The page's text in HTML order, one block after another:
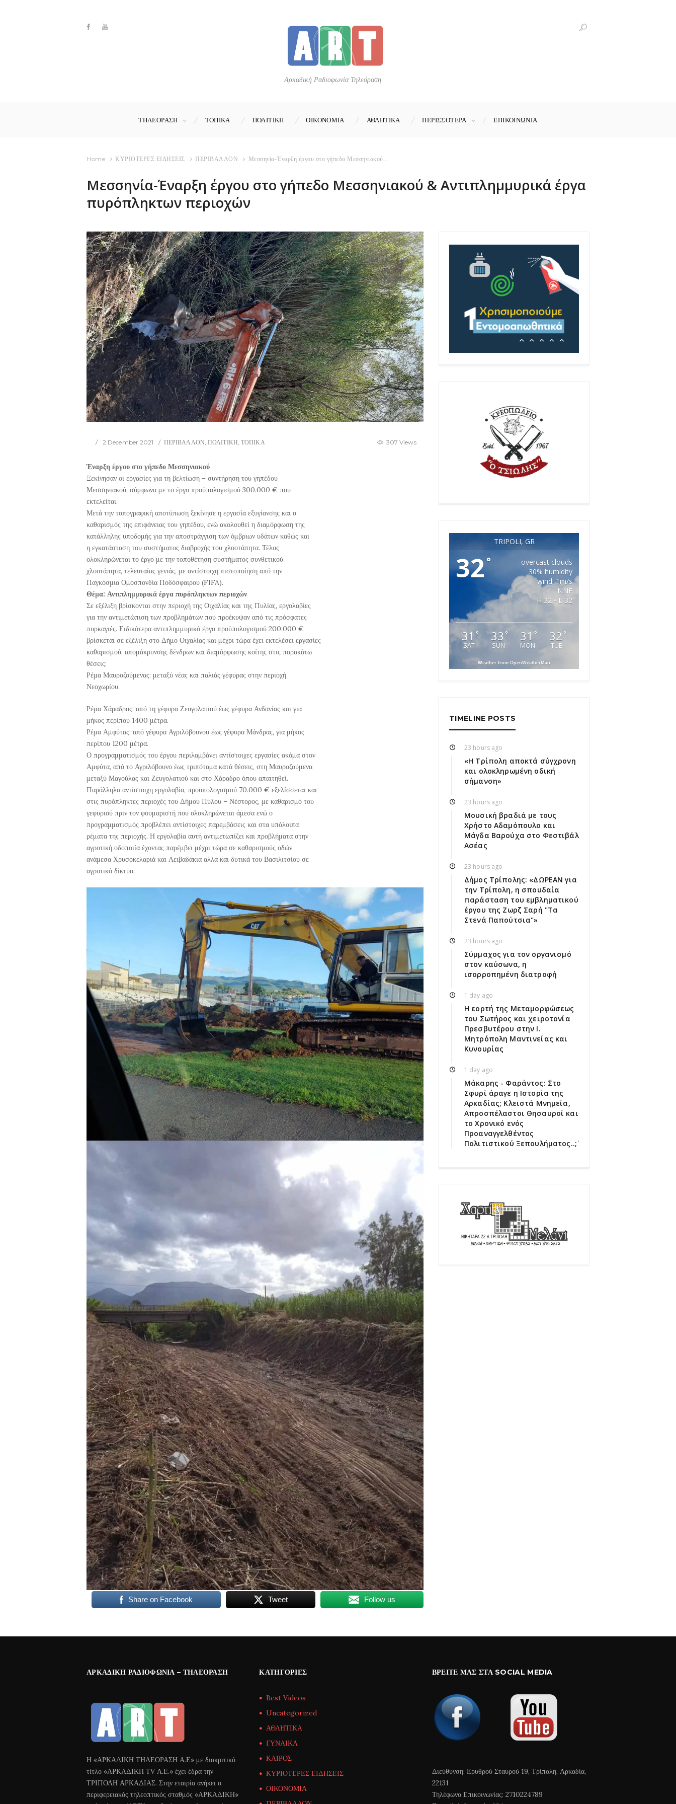
Αρκαδική Ραδιοφωνία Τηλεόραση
ΤΗΛΕΟΡΑΣΗ ΤΟΠΙΚΑ ΠΟΛΙΤΙΚΗ ΟΙΚΟΝΟΜΙΑ ΑΘΛΗΤΙΚΑ ΠΕΡΙΣΣΟΤΕΡΑ ΕΠΙΚΟΙΝΩΝΊΑ
Home ΚΥΡΙΟΤΕΡΕΣ ΕΙΔΗΣΕΙΣ ΠΕΡΙΒΑΛΛΟΝ Μεσσηνία-Έναρξη έργου στο γήπεδο Μεσσηνιακού...
Μεσσηνία-Έναρξη έργου στο γήπεδο Μεσσηνιακού & Αντιπλημμυρικά έργα
πυρόπληκτων περιοχών
2 December 2021 ΠΕΡΙΒΑΛΛΟΝ,ΠΟΛΙΤΙΚΗ,ΤΟΠΙΚΑ 307 Views
Έναρξη έργου στο γήπεδο Μεσσηνιακού
Ξεκίνησαν οι εργασίες για τη βελτίωση – συντήρηση του γηπέδου
Μεσσηνιακού, σύμφωνα με το έργο προϋπολογισμού 300.000 € που
εκτελείται.
Μετά την τοπογραφική αποτύπωση ξεκίνησε η εργασία εξυγίανσης και ο
καθαρισμός της επιφάνειας του γηπέδου, ενώ ακολουθεί η διαμόρφωση της
κατάλληλης υποδομής για την αποστράγγιση των όμβριων υδάτων καθώς και
η εγκατάσταση του συστήματος διαβροχής του χλοοτάπητα. Τέλος
ολοκληρώνεται το έργο με την τοποθέτηση συστήματος συνθετικού
χλοοτάπητα, τελευταίας γενιάς, με αντίστοιχη πιστοποίηση από την
Παγκόσμια Ομοσπονδία Ποδόσφαιρου (FIFA).
Θέμα: Αντιπλημμυρικά έργα πυρόπληκτων περιοχών
Σε εξέλιξη βρίσκονται στην περιοχή της Οιχαλίας και της Πυλίας, εργολαβίες
για την αντιμετώπιση των προβλημάτων που προέκυψαν από τις πρόσφατες
πυρκαγιές. Ειδικότερα αντιπλημμυρικό έργο προϋπολογισμού 200.000 €
βρίσκεται σε εξέλιξη στο Δήμο Οιχαλίας και μέχρι τώρα έχει εκτελέσει εργασίες
καθαρισμού, απομάκρυνσης δένδρων και διαμόρφωσης κοίτης στις παρακάτω
θέσεις:
Ρέμα Μαυροζούμενας: μεταξύ νέας και παλιάς γέφυρας στην περιοχή
Νεοχωρίου.
Ρέμα Χάραδρος: από τη γέφυρα Ζευγολατιού έως γέφυρα Ανδανίας και για
μήκος περίπου 1400 μέτρα.
Ρέμα Αμφύτας: από γέφυρα Αγριλόβουνου έως γέφυρα Μάνδρας, για μήκος
περίπου 1200 μέτρα.
Ο προγραμματισμός του έργου περιλαμβάνει αντίστοιχες εργασίες ακόμα στον
Αμφύτα, από το Αγριλόβουνο έως τριπόταμα κατά θέσεις, στη Μαυροζούμενα
μεταξύ Μαγούλας και Ζευγολατιού και στο Χάραδρο όπου απαιτηθεί.
Παράλληλα αντίστοιχη εργολαβία, προϋπολογισμού 70.000 € εξελίσσεται και
στις πυρόπληκτες περιοχές του Δήμου Πύλου – Νέστορος, με καθαρισμό του
γεφυριού πριν τον φουμαριστή που ολοκληρώνεται άμεσα ενώ ο
προγραμματισμός προβλέπει αντίστοιχες παρεμβάσεις και στα υπόλοιπα
ρέματα της περιοχής. Η εργολαβία αυτή αντιμετωπίζει και προβλήματα στην
αγροτική οδοποιία έχοντας παρέμβει μέχρι τώρα σε καθαρισμούς οδών
ανάμεσα Χρυσοκελαριά και Λειβαδάκια αλλά και δυτικά του Βασιλιτσίου σε
αγροτικό δίκτυο.
Share on Facebook Tweet Follow us
TRIPOLI, GR
32°
overcast clouds
30% humidity
wind: 1m/s
NNE
H 32 • L 32
31 °
SAT
33 °
SUN
31 °
MON
32 °
TUE
Weather from OpenWeatherMap
TIMELINE POSTS
23 hours ago
«Η Τρίπολη αποκτά σύγχρονη
και ολοκληρωμένη οδική
σήμανση»
23 hours ago
Μουσική βραδιά με τους
Χρήστο Αδαμόπουλο και
Μάγδα Βαρούχα στο Φεστιβάλ
Ασέας
23 hours ago
Δήμος Τρίπολης: «ΔΩΡΕΑΝ για
την Τρίπολη, η σπουδαία
παράσταση του εμβληματικού
έργου της Ζωρζ Σαρή "Τα
Στενά Παπούτσια"»
23 hours ago
Σύμμαχος για τον οργανισμό
στον καύσωνα, η
ισορροπημένη διατροφή
1 day ago
Η εορτή της Μεταμορφώσεως
του Σωτήρος και χειροτονία
Πρεσβυτέρου στην Ι.
Μητρόπολη Μαντινείας και
Κυνουρίας
1 day ago
Μάκαρης - Φαράντος: ΄΄Στο
Σφυρί άραγε η Ιστορία της
Αρκαδίας; Κλειστά Μνημεία,
Απροσπέλαστοι Θησαυροί και
το Χρονικό ενός
Προαναγγελθέντος
Πολιτιστικού Ξεπουλήματος..;΄΄
ΑΡΚΑΔΙΚΉ ΡΑΔΙΟΦΩΝΊΑ – ΤΗΛΕΌΡΑΣΗ
Η «ΑΡΚΑΔΙΚΗ ΤΗΛΕΟΡΑΣΗ Α.Ε» με διακριτικό
τίτλο «ΑΡΚΑΔΙΚΗ ΤV Α.Ε.» έχει έδρα την
ΤΡΙΠΟΛΗ ΑΡΚΑΔΙΑΣ. Στην εταιρία ανήκει ο
περιφερειακός τηλεοπτικός σταθμός «ΑΡΚΑΔΙΚΗ»
ΚΑΤΗΓΟΡΊΕΣ
Best Videos
Uncategorized
ΑΘΛΗΤΙΚΑ
ΓΥΝΑΙΚΑ
ΚΑΙΡΟΣ
ΚΥΡΙΟΤΕΡΕΣ ΕΙΔΗΣΕΙΣ
ΟΙΚΟΝΟΜΙΑ
ΒΡΕΊΤΕ ΜΑΣ ΣΤΑ SOCIAL MEDIA
Διεύθυνση: Ερυθρού Σταυρού 19, Τρίπολη, Αρκαδία,
22131
Τηλέφωνο Επικοινωνίας: 2710224789